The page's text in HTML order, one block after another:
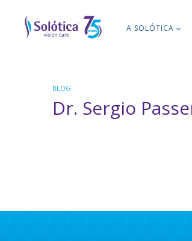
A SOLÓTICA
BLOG
Dr. Sergio